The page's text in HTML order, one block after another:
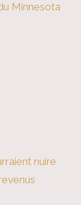
Minnesota
nuire